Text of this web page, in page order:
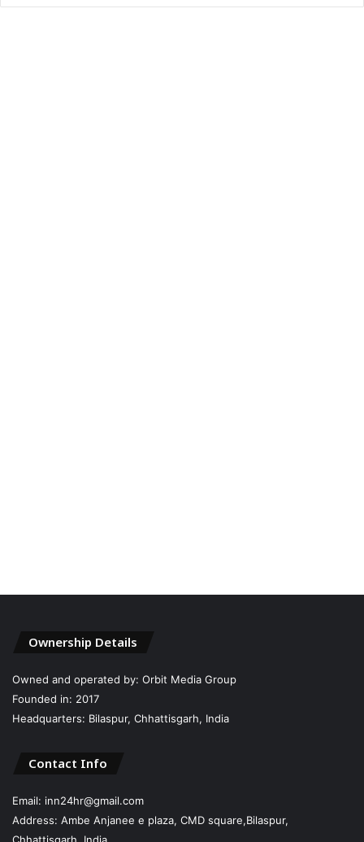
Ownership Details
Owned and operated by: Orbit Media Group
Founded in: 2017
Headquarters: Bilaspur, Chhattisgarh, India
Contact Info
Email: inn24hr@gmail.com
Address: Ambe Anjanee e plaza, CMD square,Bilaspur,
Chhattisgarh, India